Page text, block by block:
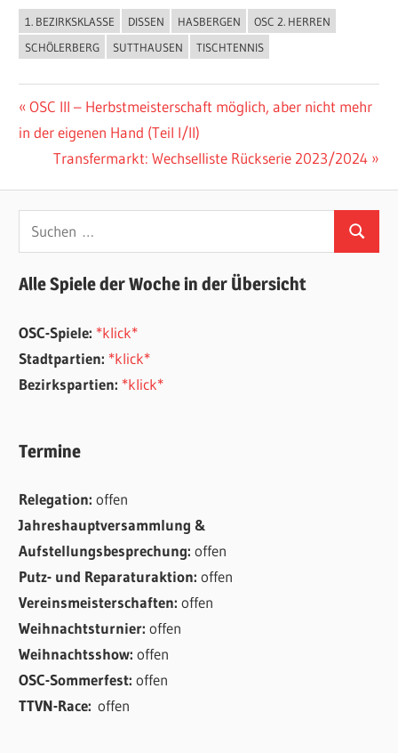
ALLGEMEIN
1. BEZIRKSKLASSE DISSEN HASBERGEN
OSC 2. HERREN
SCHÖLERBERG
SUTTHAUSEN TISCHTENNIS
Beitragsnavigation
Vorheriger
Beitrag:
OSC III – Herbstmeisterschaft möglich, aber nicht mehr
in der eigenen Hand (Teil I/II)
Nächster
Transfermarkt: Wechselliste Rückserie 2023/2024
Suchen
nach:
Suchen
Alle Spiele der Woche in der Übersicht
OSC-Spiele: *klick*
Stadtpartien: *klick*
Bezirkspartien: *klick*
Termine
Relegation:offen
Jahreshauptversammlung &
Aufstellungsbesprechung:offen
Putz- und Reparaturaktion:offen
Vereinsmeisterschaften:offen
Weihnachtsturnier:offen
Weihnachtsshow:offen
OSC-Sommerfest:offen
TTVN-Race:offen